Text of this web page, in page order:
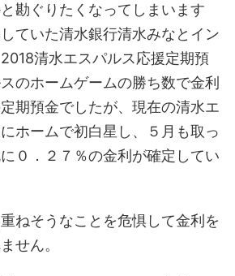
勘ぐりたくなってしまいます
ていた清水銀行清水みなとイン
清水エスパルス応援定期預
のホームゲームの勝ち数で金利
期預金でしたが、現在の清水エ
ホームで初白星し、５月も取っ
０．２７％の金利が確定してい
ねそうなことを危惧して金利を
せん。